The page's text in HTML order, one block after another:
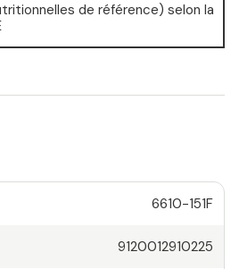
de référence) selon la
6610-151F
9120012910225